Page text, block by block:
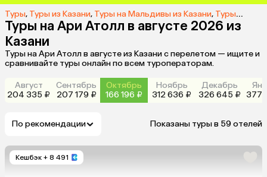
Туры, Туры из Казани, Туры на Мальдивы из Казани, Туры в Ари Атолл из Казани
Туры на Ари Атолл в августе 2026 из
Казани
Туры на Ари Атолл в августе из Казани с перелетом — ищите и
сравнивайте туры онлайн по всем туроператорам.
Август
204 335 ₽
Сентябрь
207 179 ₽
Октябрь
166 196 ₽
Ноябрь
312 636 ₽
Декабрь
326 645 ₽
377
По рекомендации Показаны туры в 59 отелей
Кешбэк + 8 491